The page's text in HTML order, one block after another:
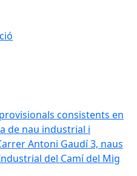
consistents en
de nau industrial i
Antoni Gaudí 3, naus
del Camí del Mig